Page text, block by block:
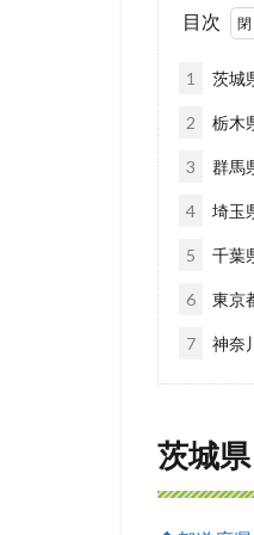
目次
1 茨城
2 栃木
3 群馬
4 埼玉
5 千葉
6 東京
7 神奈
茨城